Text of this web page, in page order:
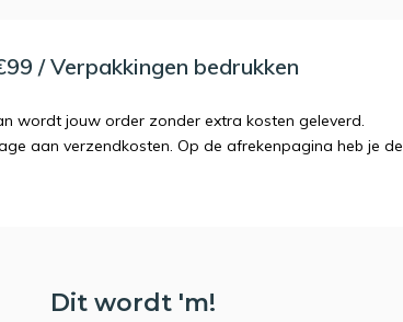
/ Verpakkingen bedrukken
wordt jouw order zonder extra kosten geleverd.
aan verzendkosten. Op de afrekenpagina heb je de
Dit wordt 'm!